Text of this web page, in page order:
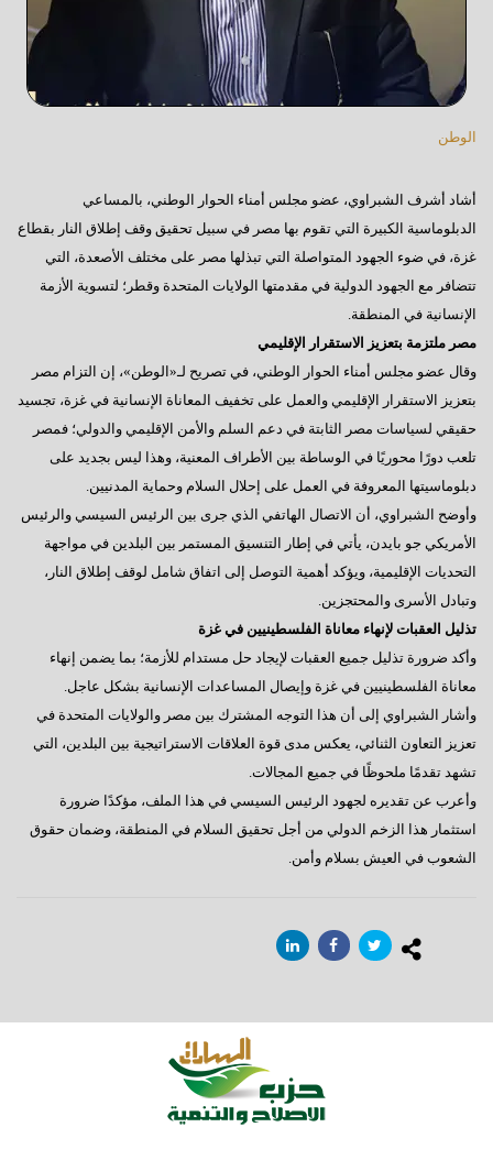
الوطن
أشاد أشرف الشبراوي، عضو مجلس أمناء الحوار الوطني، بالمساعي
الدبلوماسية الكبيرة التي تقوم بها مصر في سبيل تحقيق وقف إطلاق النار بقطاع
غزة، في ضوء الجهود المتواصلة التي تبذلها مصر على مختلف الأصعدة، التي
تتضافر مع الجهود الدولية في مقدمتها الولايات المتحدة وقطر؛ لتسوية الأزمة
الإنسانية في المنطقة.
مصر ملتزمة بتعزيز الاستقرار الإقليمي
وقال عضو مجلس أمناء الحوار الوطني، في تصريح لـ«الوطن»، إن التزام مصر
بتعزيز الاستقرار الإقليمي والعمل على تخفيف المعاناة الإنسانية في غزة، تجسيد
حقيقي لسياسات مصر الثابتة في دعم السلم والأمن الإقليمي والدولي؛ فمصر
تلعب دورًا محوريًا في الوساطة بين الأطراف المعنية، وهذا ليس بجديد على
دبلوماسيتها المعروفة في العمل على إحلال السلام وحماية المدنيين.
وأوضح الشبراوي، أن الاتصال الهاتفي الذي جرى بين الرئيس السيسي والرئيس
الأمريكي جو بايدن، يأتي في إطار التنسيق المستمر بين البلدين في مواجهة
التحديات الإقليمية، ويؤكد أهمية التوصل إلى اتفاق شامل لوقف إطلاق النار،
وتبادل الأسرى والمحتجزين.
تذليل العقبات لإنهاء معاناة الفلسطينيين في غزة
وأكد ضرورة تذليل جميع العقبات لإيجاد حل مستدام للأزمة؛ بما يضمن إنهاء
معاناة الفلسطينيين في غزة وإيصال المساعدات الإنسانية بشكل عاجل.
وأشار الشبراوي إلى أن هذا التوجه المشترك بين مصر والولايات المتحدة في
تعزيز التعاون الثنائي، يعكس مدى قوة العلاقات الاستراتيجية بين البلدين، التي
تشهد تقدمًا ملحوظًا في جميع المجالات.
وأعرب عن تقديره لجهود الرئيس السيسي في هذا الملف، مؤكدًا ضرورة
استثمار هذا الزخم الدولي من أجل تحقيق السلام في المنطقة، وضمان حقوق
الشعوب في العيش بسلام وأمن.